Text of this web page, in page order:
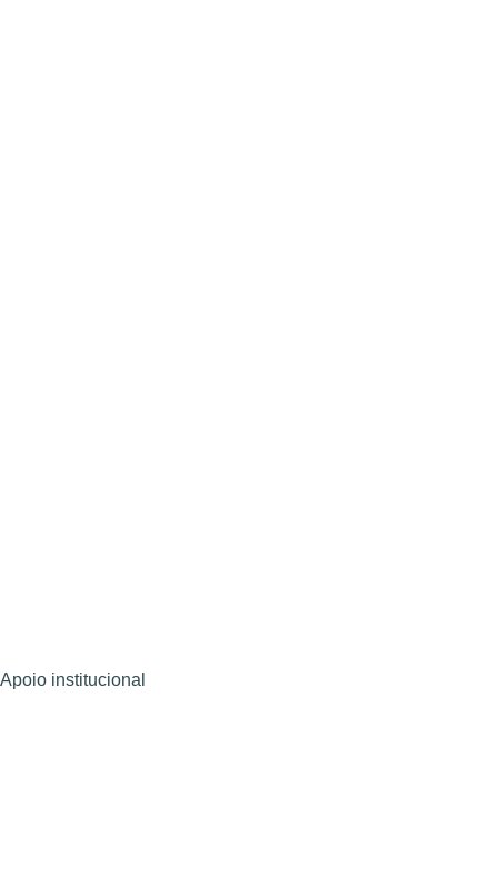
Apoio institucional